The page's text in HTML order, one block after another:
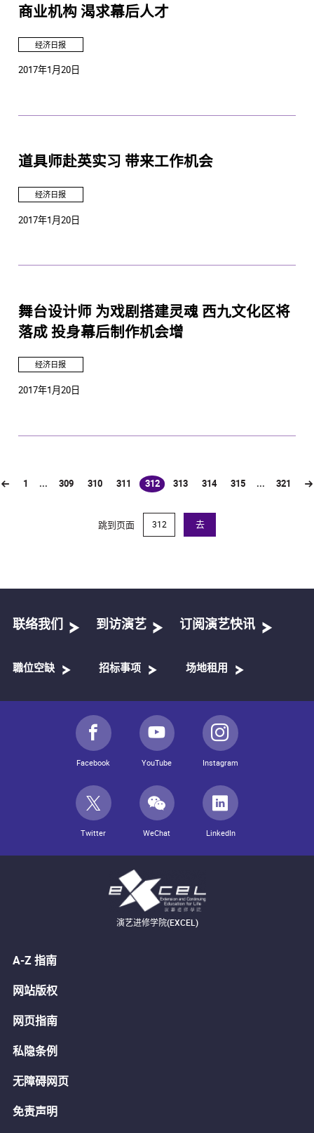
商业机构 渴求幕后人才
经济日报
2017年1月20日
道具师赴英实习 带来工作机会
经济日报
2017年1月20日
舞台设计师 为戏剧搭建灵魂 西九文化区将
落成 投身幕后制作机会增
经济日报
2017年1月20日
1 ... 309 310 311 312
(current)313 314 315 ... 321
跳到页面 去
联络我们 到访演艺 订阅演艺快讯
職位空缺 招标事项 场地租用
Facebook YouTube Instagram
Twitter WeChat LinkedIn
演艺进修学院(EXCEL)
A-Z 指南
网站版权
网页指南
私隐条例
无障碍网页
免责声明